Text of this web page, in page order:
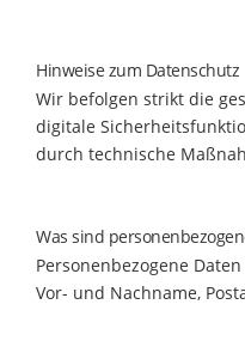
Hinweise zum Datenschutz
Wir befolgen strikt die
digitale
durch technische
Was sind
Personenbezogene
Vor- und Nachname,